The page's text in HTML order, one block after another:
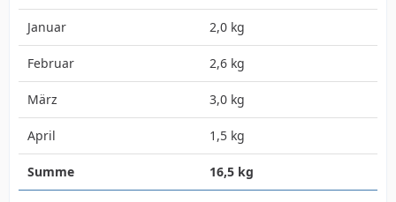
Januar 2,0 kg
Februar 2,6 kg
März 3,0 kg
April 1,5 kg
Summe 16,5 kg